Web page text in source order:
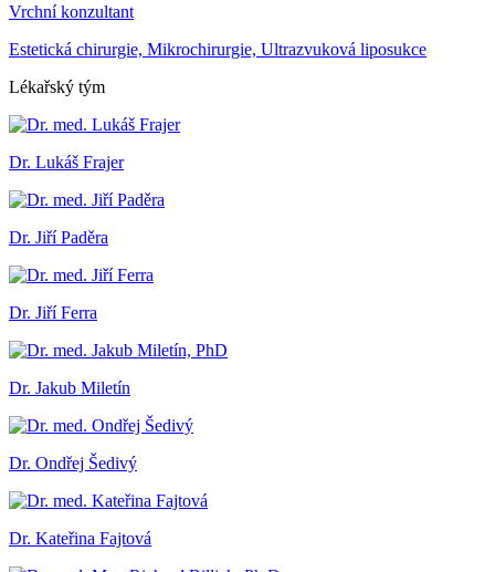
Vrchní konzultant
Estetická chirurgie, Mikrochirurgie, Ultrazvuková liposukce
Lékařský tým
Dr. Lukáš Frajer
Dr. Jiří Paděra
Dr. Jiří Ferra
Dr. Jakub Miletín
Dr. Ondřej Šedivý
Dr. Kateřina Fajtová